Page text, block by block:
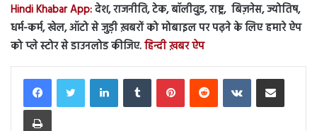
Hindi Khabar App:देश, राजनीति, टेक, बॉलीवुड, राष्ट्र, बिज़नेस, ज्योतिष,
धर्म-कर्म, खेल, ऑटो से जुड़ी ख़बरों को मोबाइल पर पढ़ने के लिए हमारे ऐप
को प्ले स्टोर से डाउनलोड कीजिए.हिन्दी ख़बर ऐप
LinkedInTumblr PinterestReddit VKontakteShare via Email
Print